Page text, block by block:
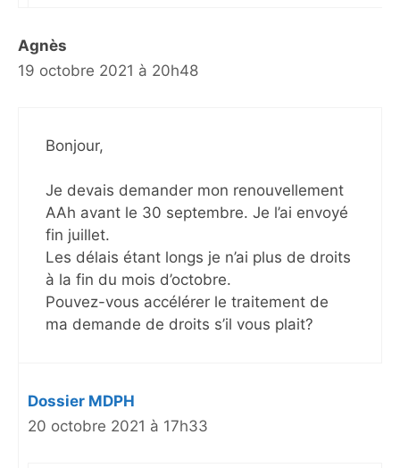
Agnès
19 octobre 2021 à 20h48
Bonjour,
Je devais demander mon renouvellement
AAh avant le 30 septembre. Je l’ai envoyé
fin juillet.
Les délais étant longs je n’ai plus de droits
à la fin du mois d’octobre.
Pouvez-vous accélérer le traitement de
ma demande de droits s’il vous plait?
Dossier MDPH
20 octobre 2021 à 17h33